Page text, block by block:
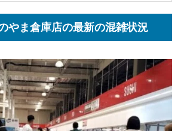
やま倉庫店の最新の混雑状況